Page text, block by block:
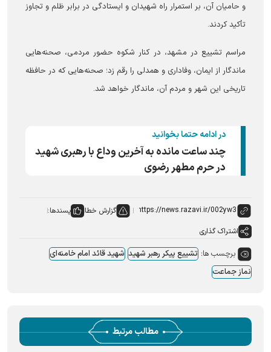
و حامیان آن، بر استمرار راه شهیدان و ایستادگی در برابر ظلم و تجاوز
تأکید کردند.
مراسم تشییع در مشهد، در کنار شکوه حضور مردمی، صحنه‌هایی
ماندگار از ایمان، وفاداری و همدلی را رقم زد؛ صحنه‌هایی که در حافظه
تاریخی این شهر و مردم آن، ماندگار خواهد شد.
در ادامه حتما بخوانید
چند ساعت مانده به آخرین وداع با رهبری شهید
در حرم مطهر رضوی
گزارش خطا
پسندها:
اشتراک گذاری
برچسب ها: تشییع پیکر رهبر شهید شهید قائد امام خامنه‌ای
نماز جماعت
مطالب مرتبط